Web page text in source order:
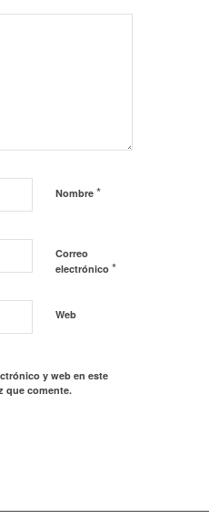
Nombre *
Correo
electrónico *
Web
y web en este
que comente.